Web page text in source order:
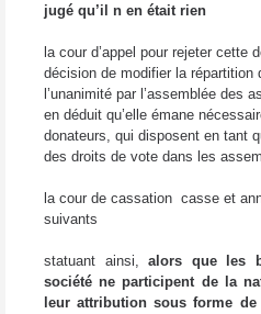
jugé qu’il n en était rien
la cour d’appel pour rejeter cette
décision de modifier la répartition
l’unanimité par l’assemblée des
en déduit qu’elle émane
donateurs, qui disposent en tant
des droits de vote dans les
la cour de cassation casse et
suivants
statuant ainsi, alors que les
société ne participent de la
leur attribution sous forme